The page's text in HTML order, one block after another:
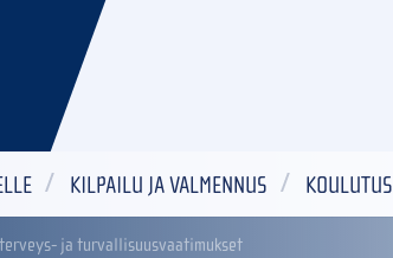
KILPAILU JA VALMENNUS KOULUTUS
ja turvallisuusvaatimukset